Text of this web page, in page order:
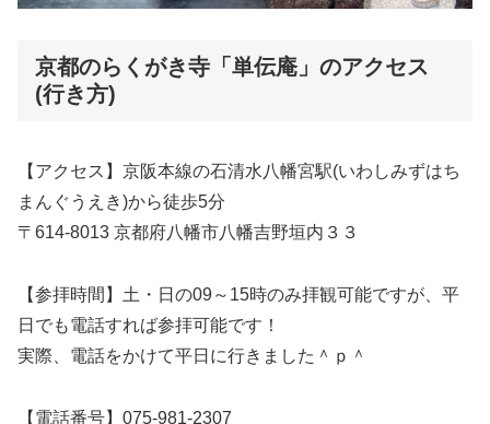
京都のらくがき寺「単伝庵」のアクセス
(行き方)
【アクセス】京阪本線の石清水八幡宮駅(いわしみずはち
まんぐうえき)から徒歩5分
〒614-8013 京都府八幡市八幡吉野垣内３３
【参拝時間】土・日の09～15時のみ拝観可能ですが、平
日でも電話すれば参拝可能です！
実際、電話をかけて平日に行きました＾ｐ＾
【電話番号】075-981-2307